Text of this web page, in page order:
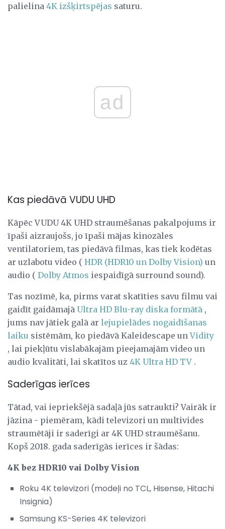
palielina 4K izšķirtspējas saturu.
ad
Kas piedāvā VUDU UHD
Kāpēc VUDU 4K UHD straumēšanas pakalpojums ir
īpaši aizraujošs, jo īpaši mājas kinozāles
ventilatoriem, tas piedāvā filmas, kas tiek kodētas
ar uzlabotu video ( HDR (HDR10 un Dolby Vision) un
audio ( Dolby Atmos iespaidīgā surround sound).
Tas nozīmē, ka, pirms varat skatīties savu filmu vai
gaidīt gaidāmajā Ultra HD Blu-ray diska formātā ,
jums nav jātiek galā ar lejupielādes nogaidīšanas
laiku sistēmām, ko piedāvā Kaleidescape unVidity
, lai piekļūtu vislabākajām pieejamajām video un
audio kvalitāti, lai skatītos uz 4K Ultra HD TV .
Saderīgas ierīces
Tātad, vai iepriekšējā sadaļā jūs satraukti? Vairāk ir
jāzina - piemēram, kādi televizori un multivides
straumētāji ir saderīgi ar 4K UHD straumēšanu.
Kopš 2018. gada saderīgās ierīces ir šādas:
4K bez HDR10 vai Dolby Vision
Roku 4K televizori (modeļi no TCL, Hisense, Hitachi
Insignia)
Samsung KS-Series 4K televizori